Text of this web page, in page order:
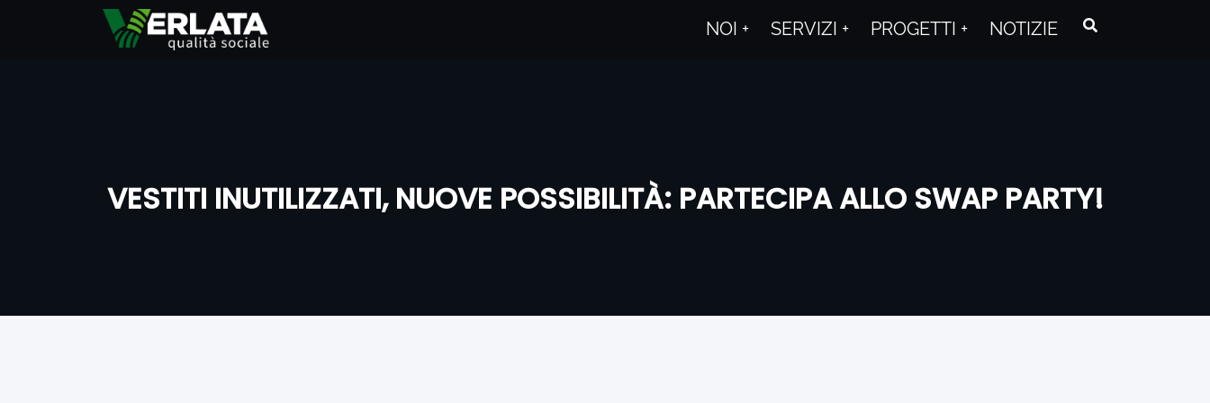
NOI SERVIZI PROGETTI NOTIZIE
VESTITI INUTILIZZATI, NUOVE POSSIBILITÀ: PARTECIPA ALLO SWAP PARTY!